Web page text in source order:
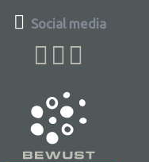
Social media